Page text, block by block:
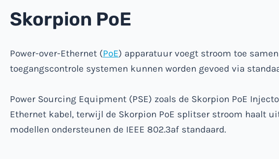
Skorpion PoE
Power-over-Ethernet (PoE) apparatuur voegt stroom toe
toegangscontrole systemen kunnen worden gevoed via
Power Sourcing Equipment (PSE) zoals de Skorpion PoE
Ethernet kabel, terwijl de Skorpion PoE splitser stroom haalt
modellen ondersteunen de IEEE 802.3af standaard.